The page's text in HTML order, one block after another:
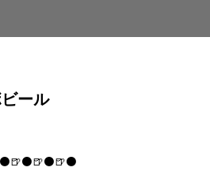
ール